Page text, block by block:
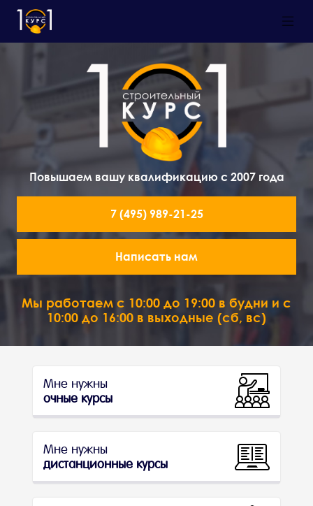
Повышаем вашу квалификацию с 2007 года
7 (495) 989-21-25
Написать нам
Мы работаем с 10:00 до 19:00 в будни и с
10:00 до 16:00 в выходные (сб, вс)
Мне нужны
очные курсы
Мне нужны
дистанционные курсы